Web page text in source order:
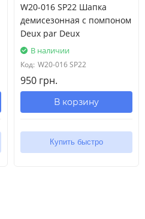
W20-016 SP22 Шапка
демисезонная с помпоном
Deux par Deux
В наличии
Код: W20-016 SP22
950 грн.
В корзину
Купить быстро